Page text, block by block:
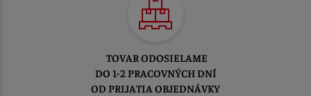
TOVAR ODOSIELAME
DO 1-2 PRACOVNÝCH DNÍ
OD PRIJATIA OBJEDNÁVKY